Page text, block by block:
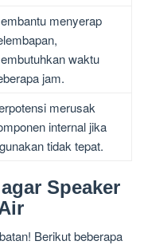
menyerap
waktu
jam.
merusak
internal jika
tidak tepat.
Speaker
Berikut beberapa